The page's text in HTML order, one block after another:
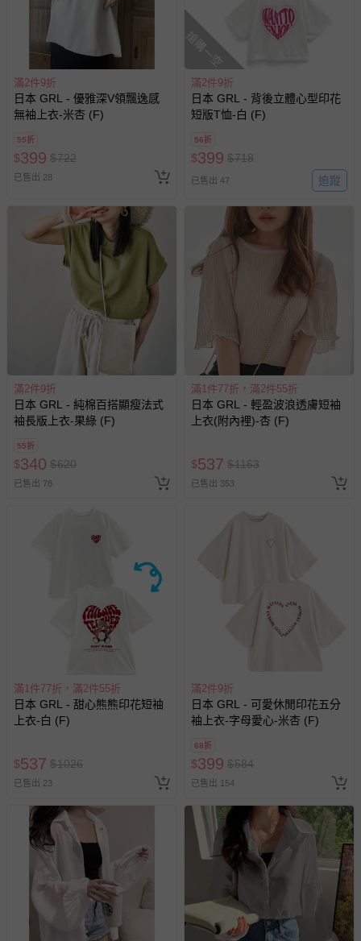
針對滿件折/滿額贈…等活動，如因部份退貨，而該訂單保
留商品未達活動門檻，將以原價計算，活動贈品亦需一併退
回。
部分商品依據消費者保護法的規定，不適用七天鑑賞期/猶
易於腐敗、保存期限較短或解約時即將逾期（例如生鮮
報紙、期刊或雜誌（惟書籍如經拆封、使用，則酌收整
新費用）。
經消費者拆封之影音商品或電腦軟體（例如 DVD、CD
等）。
非以有形媒介提供之數位內容或一經提供即為完成之線
上服務，經消費者事先同意始提供（例如線上課程、遊
戲或活動點數等）。
已拆封之以下類型商品：
-個人衛生用品（例如尿布、貼身衣物、泳裝、襪子、地
-新生兒親膚衣物（嬰幼兒包巾與背巾、包屁衣、學習
褲、紗布衣等）。
帶束縛衣、餐搖椅等）。
-其他原廠盒裝商品封口處已貼上「不可拆封」，或具警
相關的退換貨辦理流程，可詳見：
其他常見問題：
運送服務：目前提供的運送僅限台灣本島。如您位於離島地
區，可能會無法配送，或須依據商品需加收離島運費。廠商
亦保留出貨與否的權利。離島、偏遠地區、樓層親送等加價
費用，可能會另需加收。
商品實際的配達日期，可於訂單個人資料內的查詢訂單內，
如您收到商品，請依正常流程檢查是否完好，若商品遇瑕疵
情形，您可申請更換新品或退貨，請見：
退貨的辦理流程 。
式、折價券與購物金的使用、退貨及商品運送方式等有疑
問，你可詳見：
媽咪愛客服中心 。
預購商品：預購為海外同步代購，遇缺貨即會通知媽咪並協
助取消退款事宜。
商品如因「價格、組合」等錯誤原因，導致無法安排出貨，
會主動以簡訊及mail通知訂單取消事宜，並將提供適當補
滿2件9折
日本 GRL - 優雅深V領飄逸感
無袖上衣-米杏 (F)
55折
$399 $722
已售出 28
搶購一空
滿2件9折
日本 GRL - 背後立體心型印花
短版T恤-白 (F)
56折
$399 $718
已售出 47 追蹤
滿2件9折
日本 GRL - 純棉百搭顯瘦法式
袖長版上衣-果綠 (F)
55折
$340 $620
已售出 78
滿1件77折，滿2件55折
日本 GRL - 輕盈波浪透膚短袖
上衣(附內裡)-杏 (F)
$537 $1163
已售出 353
滿1件77折，滿2件55折
日本 GRL - 甜心熊熊印花短袖
上衣-白 (F)
$537 $1026
已售出 23
滿2件9折
日本 GRL - 可愛休閒印花五分
袖上衣-字母愛心-米杏 (F)
68折
$399 $584
已售出 154